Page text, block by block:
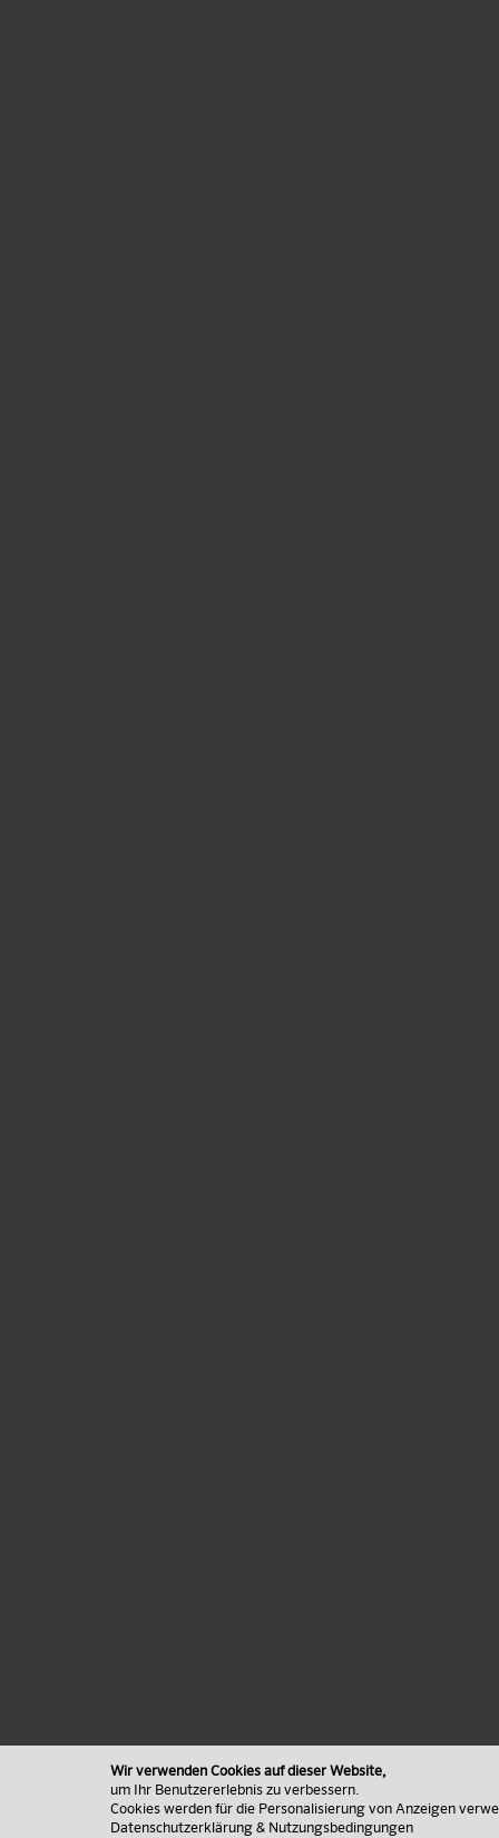
Wir verwenden Cookies auf dieser Website,
um Ihr Benutzererlebnis zu verbessern.
Cookies werden für die Personalisierung von Anzeigen
Datenschutzerklärung & Nutzungsbedingungen